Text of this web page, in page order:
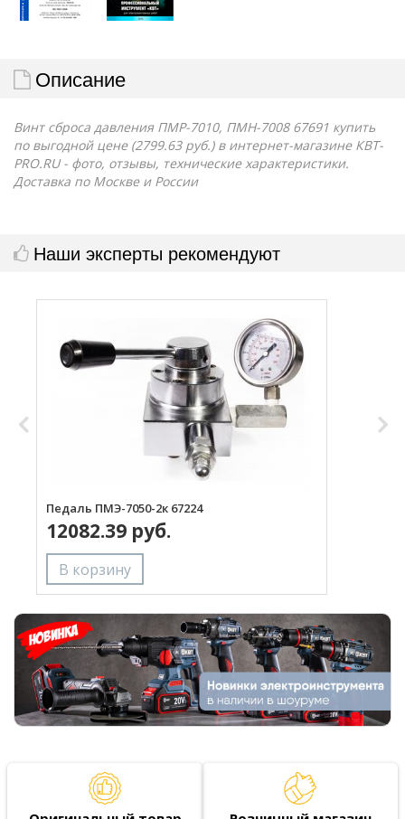
Описание
Винт сброса давления ПМР-7010, ПМН-7008 67691 купить
по выгодной цене (2799.63 руб.) в интернет-магазине КВТ-
PRO.RU - фото, отзывы, технические характеристики.
Доставка по Москве и России
Наши эксперты рекомендуют
Педаль ПМЭ-7050-2к 67224
12082.39 руб.